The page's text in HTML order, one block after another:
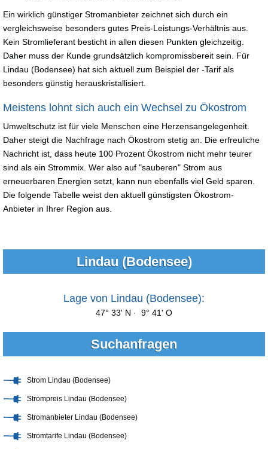
Ein wirklich günstiger Stromanbieter zeichnet sich durch ein
vergleichsweise besonders gutes Preis-Leistungs-Verhältnis aus.
Kein Stromlieferant besticht in allen diesen Punkten gleichzeitig.
Daher muss der Kunde grundsätzlich kompromissbereit sein. Für
Lindau (Bodensee) hat sich aktuell zum Beispiel der -Tarif als
besonders günstig herauskristallisiert.
Meistens lohnt sich auch ein Wechsel zu Ökostrom
Umweltschutz ist für viele Menschen eine Herzensangelegenheit.
Daher steigt die Nachfrage nach Ökostrom stetig an. Die erfreuliche
Nachricht ist, dass heute 100 Prozent Ökostrom nicht mehr teurer
sind als ein Strommix. Wer also auf "sauberen" Strom aus
erneuerbaren Energien setzt, kann nun ebenfalls viel Geld sparen.
Die folgende Tabelle weist den aktuell günstigsten Ökostrom-
Anbieter in Ihrer Region aus.
Lindau (Bodensee)
Lage von Lindau (Bodensee):
47° 33' N · 9° 41' O
Suchanfragen
Strom Lindau (Bodensee)
Strompreis Lindau (Bodensee)
Stromanbieter Lindau (Bodensee)
Stromtarife Lindau (Bodensee)